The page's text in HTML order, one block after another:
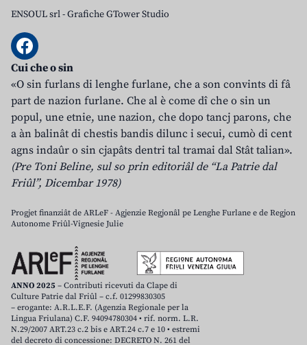
ENSOUL srl-Grafiche GTower Studio
Cui che o sin
«O sin furlans di lenghe furlane, che a son convints di fâ
part de nazion furlane. Che al è come dî che o sin un
popul, une etnie, une nazion, che dopo tancj parons, che
a àn balinât di chestis bandis dilunc i secui, cumò di cent
agns indaûr o sin cjapâts dentri tal tramai dal Stât talian».
(Pre Toni Beline, sul so prin editoriâl de “La Patrie dal
Friûl”, Dicembar 1978)
Progjet finanziât de ARLeF - Agjenzie Regjonâl pe Lenghe Furlane e de Regjon
Autonome Friûl-Vignesie Julie
ANNO 2025 – Contributi ricevuti da Clape di
Culture Patrie dal Friûl – c.f. 01299830305
– erogante: A.R.L.E.F. (Agenzia Regionale per la
Lingua Friulana) C.F. 94094780304 • rif. norm. L.R.
N.29/2007 ART.23 c.2 bis e ART.24 c.7 e 10 • estremi
del decreto di concessione: DECRETO N. 261 del